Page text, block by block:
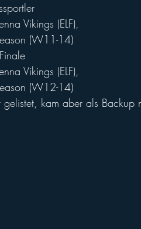
Vikings (ELF),
(W11-14)
Vikings (ELF),
(W12-14)
kam aber als Backup